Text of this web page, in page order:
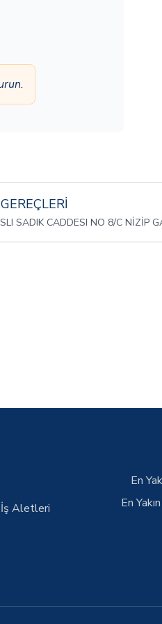
SADIK CADDESI NO 8/C NİZİP
İş Aletleri
En
En